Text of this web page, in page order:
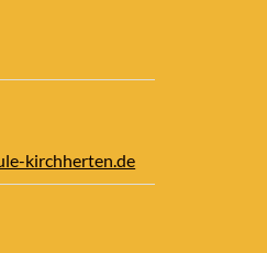
kirchherten.de